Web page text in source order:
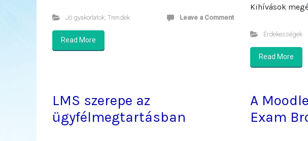
Jó gyakorlatok, Trendek Leave a Comment
Read More
Kihívások
Érdekességek
Read More
LMS szerepe az
ügyfélmegtartásban
A
Exam